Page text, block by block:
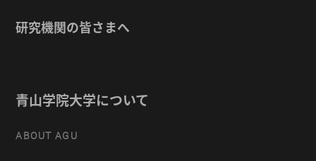
研究機関の皆さまへ
青山学院大学について
ABOUT AGU